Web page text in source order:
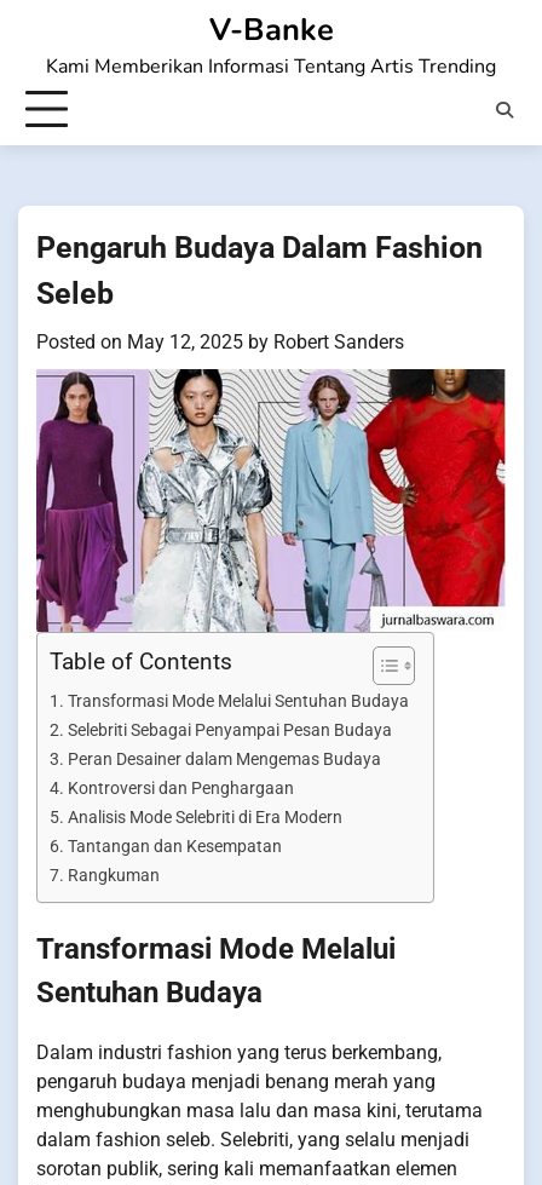
content
V-Banke
Kami Memberikan Informasi Tentang Artis Trending
Pengaruh Budaya Dalam Fashion
Seleb
Posted on May 12, 2025 by Robert Sanders
Table of Contents
Transformasi Mode Melalui Sentuhan Budaya
Selebriti Sebagai Penyampai Pesan Budaya
Peran Desainer dalam Mengemas Budaya
Kontroversi dan Penghargaan
Analisis Mode Selebriti di Era Modern
Tantangan dan Kesempatan
Rangkuman
Transformasi Mode Melalui
Sentuhan Budaya
Dalam industri fashion yang terus berkembang,
pengaruh budaya menjadi benang merah yang
menghubungkan masa lalu dan masa kini, terutama
dalam fashion seleb. Selebriti, yang selalu menjadi
sorotan publik, sering kali memanfaatkan elemen